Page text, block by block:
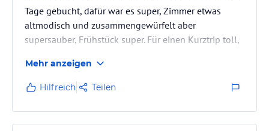
Tage gebucht, dafür war es super, Zimmer etwas
altmodisch und zusammengewürfelt aber
supersauber, Frühstück super. Für einen Kurztrip toll,
moderneres Hotel wünschen.
Mehr anzeigen
Hilfreich Teilen